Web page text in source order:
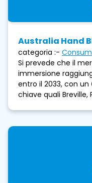
Australia Hand
categoria :-
Si prevede che il
immersione
entro il 2033, con un
chiave quali Breville,